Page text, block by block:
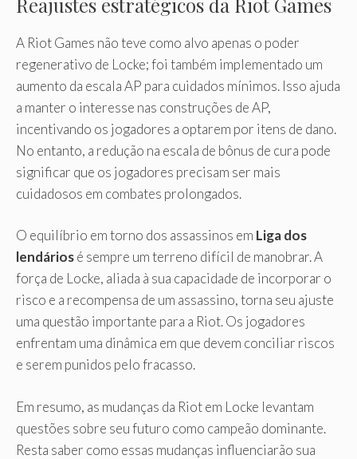
A Riot Games não teve como alvo apenas o poder
regenerativo de Locke; foi também implementado um
aumento da escala AP para cuidados mínimos. Isso ajuda
a manter o interesse nas construções de AP,
incentivando os jogadores a optarem por itens de dano.
No entanto, a redução na escala de bônus de cura pode
significar que os jogadores precisam ser mais
cuidadosos em combates prolongados.
O equilíbrio em torno dos assassinos em Liga dos
lendáriosé sempre um terreno difícil de manobrar. A
força de Locke, aliada à sua capacidade de incorporar o
risco e a recompensa de um assassino, torna seu ajuste
uma questão importante para a Riot. Os jogadores
enfrentam uma dinâmica em que devem conciliar riscos
e serem punidos pelo fracasso.
Em resumo, as mudanças da Riot em Locke levantam
questões sobre seu futuro como campeão dominante.
Resta saber como essas mudanças influenciarão sua